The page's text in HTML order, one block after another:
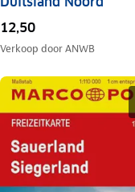
12,50
Verkoop doorANWB